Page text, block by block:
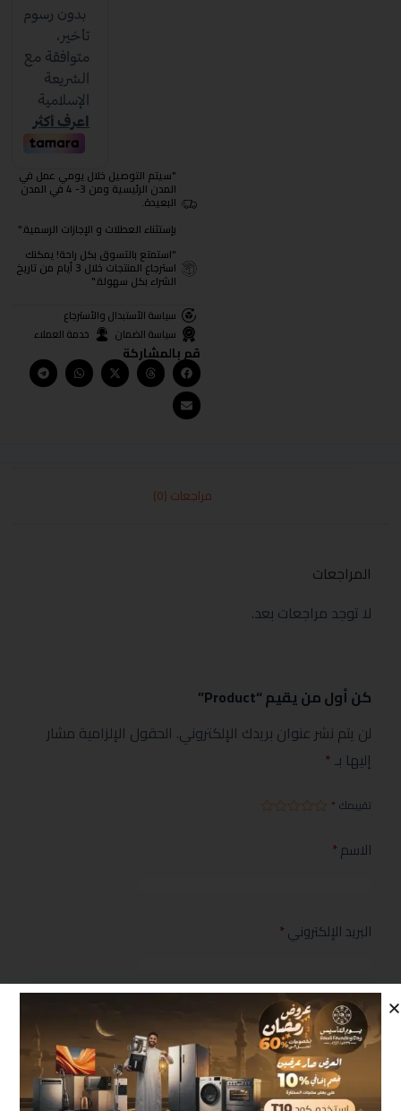
"سيتم التوصيل خلال يومي عمل في
المدن الرئيسية ومن 3- 4 في المدن
البعيدة.
بإستثناء العطلات و الإجازات الرسمية."
"استمتع بالتسوق بكل راحة! يمكنك
استرجاع المنتجات خلال 3 أيام من تاريخ
الشراء بكل سهولة."
سياسة الأستبدال والأسترجاع
سياسة الضمان
خدمة العملاء
قم بالمشاركة
مراجعات (0)
المراجعات
لا توجد مراجعات بعد.
كن أول من يقيم “Product”
لن يتم نشر عنوان بريدك الإلكتروني. الحقول الإلزامية مشار
إليها بـ*
تقييمك *
الاسم*
البريد الإلكتروني*
مراجعتك*